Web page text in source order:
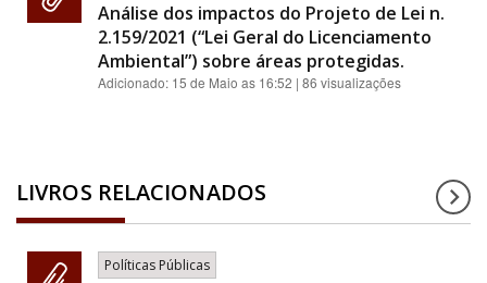
Análise dos impactos do Projeto de Lei n.
2.159/2021 (“Lei Geral do Licenciamento
Ambiental”) sobre áreas protegidas.
Adicionado: 15 de Maio as 16:52 | 86 visualizações
LIVROS RELACIONADOS
Políticas Públicas